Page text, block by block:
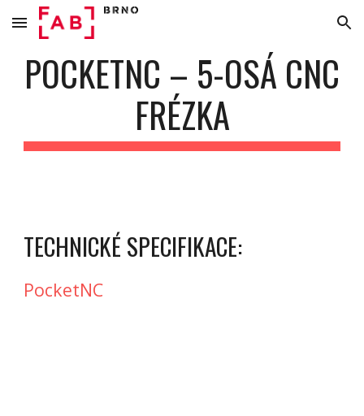
Skip to main content Skip to navigation
POCKETNC – 5-OSÁ CNC
FRÉZKA
TECHNICKÉ SPECIFIKACE:
PocketNC